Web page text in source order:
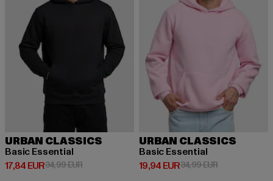
URBAN CLASSICS
Basic Essential
17,84 EUR
Derzeitiger Preis: 17,84 EUR
34,99 EURAktionspreis: 34,99 EUR
URBAN CLASSICS
Basic Essential
19,94 EUR
Derzeitiger Preis: 19,94 EUR
34,99 EURAktionspreis: